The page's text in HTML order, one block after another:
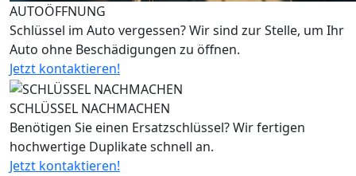
AUTOÖFFNUNG
Schlüssel im Auto vergessen? Wir sind zur Stelle, um Ihr
Auto ohne Beschädigungen zu öffnen.
Jetzt kontaktieren!
SCHLÜSSEL NACHMACHEN
Benötigen Sie einen Ersatzschlüssel? Wir fertigen
hochwertige Duplikate schnell an.
Jetzt kontaktieren!